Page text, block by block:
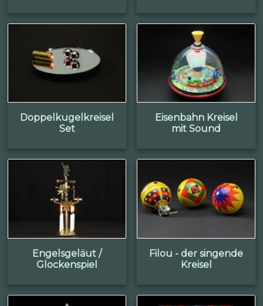
Doppelkugelkreisel
Set
Eisenbahn Kreisel
mit Sound
Engelsgeläut /
Glockenspiel
Filou - der singende
Kreisel